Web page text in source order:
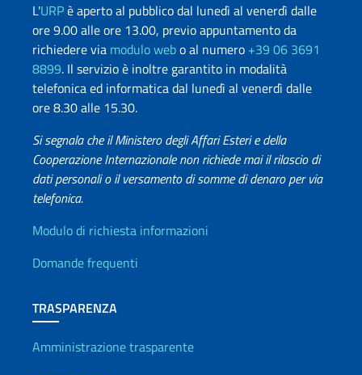
L'URPè aperto al pubblico dal lunedì al venerdì dalle
ore 9.00 alle ore 13.00, previo appuntamento da
richiedere via modulo webo al numero +39 06 3691
8899. Il servizio è inoltre garantito in modalità
telefonica ed informatica dal lunedì al venerdì dalle
ore 8.30 alle 15.30.
Si segnala che il Ministero degli Affari Esteri e della
Cooperazione Internazionale non richiede mai il rilascio di
dati personali o il versamento di somme di denaro per via
telefonica.
Info utili
Modulo di richiesta informazioni
Domande frequenti
TRASPARENZA
Amministrazione trasparente